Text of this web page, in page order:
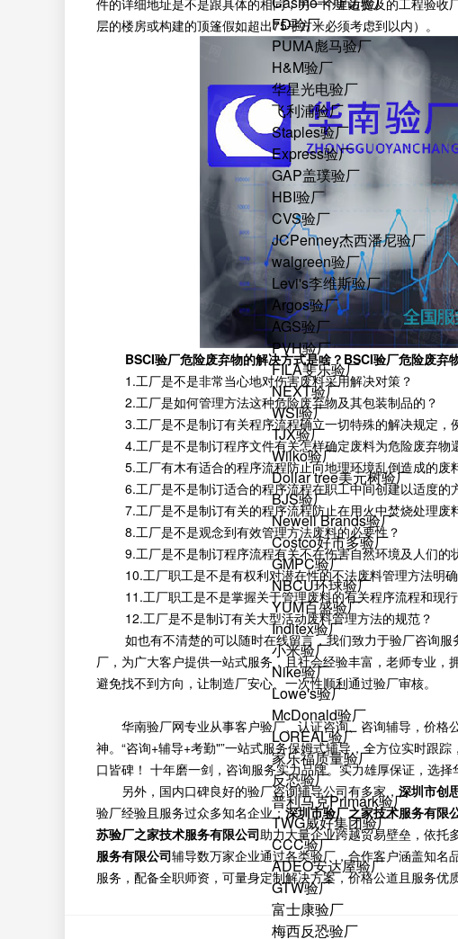
FD验厂
PUMA彪马验厂
H&M验厂
华星光电验厂
飞利浦验厂
Staples验厂
Express验厂
GAP盖璞验厂
HBI验厂
CVS验厂
JCPenney杰西潘尼验厂
walgreen验厂
Levi's李维斯验厂
Argos验厂
AGS验厂
PVH验厂
FILA斐乐验厂
NEXT验厂
WSI验厂
TJX验厂
Wilko验厂
Dollar tree美元树验厂
BJS验厂
Newell Brands验厂
Costco好市多验厂
GMPC验厂
NBCU环球验厂
YUM百盛验厂
Inditex验厂
小米验厂
Nike验厂
Lowe's验厂
McDonald验厂
LOREAL验厂
家乐福质量验厂
反恐验厂
普利马克Primark验厂
TWG威好集团验厂
CCC验厂
ADEO安达屋验厂
GTW验厂
富士康验厂
梅西反恐验厂
件的详细地址是不是跟具体的相同，另一个里边提及的工程验
层的楼房或构建的顶篷假如超出75平方米必须考虑到以内）。
BSCI验厂危险废弃物的解决方式是啥？BSCI验厂危险废弃
1.工厂是不是非常当心地对伤害废料采用解决对策？
2.工厂是如何管理方法这种危险废弃物及其包装制品的？
3.工厂是不是制订有关程序流程确立一切特殊的解决规定，
4.工厂是不是制订程序文件有关怎样确定废料为危险废弃物
5.工厂有木有适合的程序流程防止向地理环境乱倒造成的废
6.工厂是不是制订适合的程序流程在职工中间创建以适度的
7.工厂是不是制订有关的程序流程防止在用火中焚烧处理废
8.工厂是不是观念到有效管理方法废料的必要性？
9.工厂是不是制订程序流程有关不在伤害自然环境及人们的
10.工厂职工是不是有权利对潜在性的不法废料管理方法明确
11.工厂职工是不是掌握关于管理废料的有关程序流程和现行
12.工厂是不是制订有关大型活动废料管理方法的规范？
如也有不清楚的可以随时在线留言，我们致力于验厂咨询服
厂，为广大客户提供一站式服务，且社会经验丰富，老师专业，
避免找不到方向，让制造厂安心、一次性顺利通过验厂审核。
华南验厂网专业从事客户验厂、认证咨询、咨询辅导，价
神。“咨询+辅导+考勤"”一站式服务保姆式辅导，全方位实时跟
口皆碑！ 十年磨一剑，咨询服务实力品牌。实力雄厚保证，选择
另外，国内口碑良好的验厂咨询辅导公司有多家，深圳市创
验厂经验且服务过众多知名企业；深圳市验厂之家技术服务有限
苏验厂之家技术服务有限公司助力大量企业跨越贸易壁垒，依托
服务有限公司辅导数万家企业通过各类验厂，合作客户涵盖知名
服务，配备全职师资，可量身定制解决方案，价格公道且服务优质